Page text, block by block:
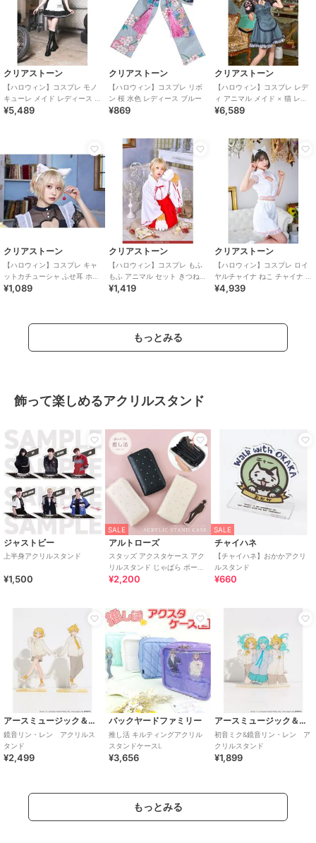
クリアストーン
【ハロウィン】コスプレ モノ
キューレ メイド レディース ブ
ラック
¥5,489
クリアストーン
【ハロウィン】コスプレ リボ
ン 桜 水色 レディース ブルー
¥869
クリアストーン
【ハロウィン】コスプレ レデ
ィ アニマル メイド × 猫 レデ
ィース グレー
¥6,589
クリアストーン
【ハロウィン】コスプレ キャ
ットカチューシャ ふせ耳 ホワ
イト×ピンク ユニセックス
¥1,089
クリアストーン
【ハロウィン】コスプレ もふ
もふ アニマル セット きつねの
手 ユニセックス ブラウン
¥1,419
クリアストーン
【ハロウィン】コスプレ ロイ
ヤルチャイナ ねこ チャイナ ス
イート レディース ホワイト
¥4,939
もっとみる
飾って楽しめるアクリルスタンド
ジャストビー
上半身アクリルスタンド
¥1,500
SALE
アルトローズ
スタッズ アクスタケース アク
リルスタンド じゃばら ポーチ
推し活
¥2,200
SALE
チャイハネ
【チャイハネ】おかかアクリ
ルスタンド
¥660
アースミュージック＆エコロジー
鏡音リン・レン アクリルス
タンド
¥2,499
バックヤードファミリー
推し活 キルティングアクリル
スタンドケースL
¥3,656
アースミュージック＆エコロジー
初音ミク&鏡音リン・レン ア
クリルスタンド
¥1,899
もっとみる